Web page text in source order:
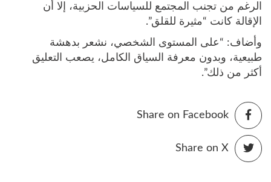
الرغم من تجنب المجتمع للسياسات الحزبية، إلا أن
الإقالة كانت “مثيرة للقلق”.
وأضاف: “على المستوى الشخصي، نشعر بدهشة
طبيعية، وبدون معرفة السياق الكامل، يصعب التعليق
أكثر من ذلك”.
Share on Facebook
Share on X